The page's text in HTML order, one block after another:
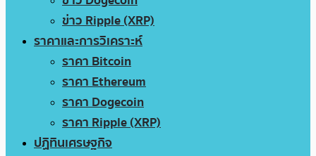
ข่าว Ripple (XRP)
ราคาและการวิเคราะห์
ราคา Bitcoin
ราคา Ethereum
ราคา Dogecoin
ราคา Ripple (XRP)
ปฏิทินเศรษฐกิจ